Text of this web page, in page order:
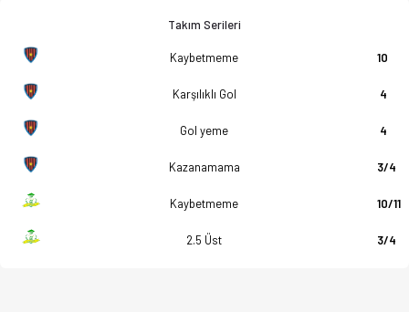
Takım Serileri
Kaybetmeme 10
Karşılıklı Gol 4
Gol yeme 4
Kazanamama 3/4
Kaybetmeme 10/11
2.5 Üst 3/4